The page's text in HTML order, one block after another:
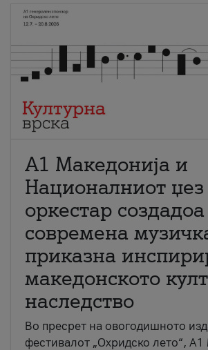
А1 Македонија и
Националниот џез
оркестар создадоа
современа
приказна
македонското
наследство
Во пресрет на овогодишното
фестивалот „Охридско лето“, А1